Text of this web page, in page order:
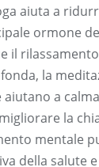
aiuta a
ormone
il
la
aiutano a
la
mentale
della salute